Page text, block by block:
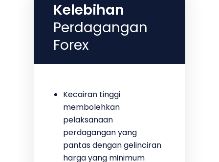
Kelebihan
Perdagangan
Forex
Kecairan tinggi
membolehkan
pelaksanaan
perdagangan yang
pantas dengan gelinciran
harga yang minimum